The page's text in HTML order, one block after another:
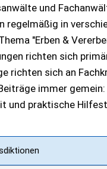
und
regelmäßig in
"Erben &
richten sich
richten sich an
immer
und praktische